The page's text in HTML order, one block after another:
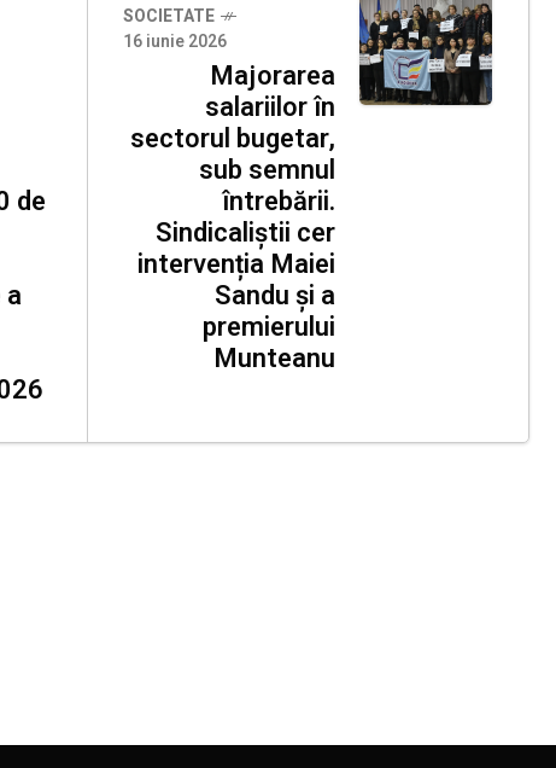
de
SOCIETATE
16 iunie 2026
Majorarea
salariilor în
sectorul bugetar,
sub semnul
întrebării.
Sindicaliștii cer
intervenția Maiei
Sandu și a
premierului
Munteanu